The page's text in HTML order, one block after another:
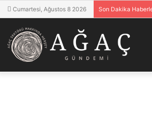
Cumartesi, Ağustos 8 2026 Son Dakika